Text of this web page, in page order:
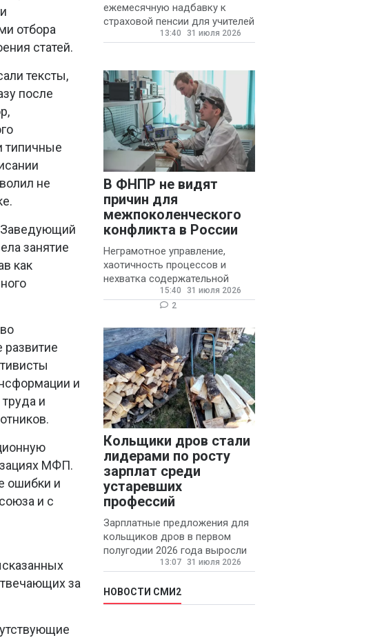
отбора
статей.
тексты,
после
типичные
не
Заведующий
занятие
как
и
и
МФП.
ошибки и
и с
за
ежемесячную надбавку к
страховой пенсии для учителей
государственных и
13:40 31 июля 2026
В ФНПР не видят
причин для
межпоколенческого
конфликта в России
Неграмотное управление,
хаотичность процессов и
нехватка содержательной
обратной связи от
руководителя являются
конфликтов и раздражения в
15:40
31 июля 2026
2
Кольщики дров стали
лидерами по росту
зарплат среди
устаревших
профессий
Зарплатные предложения для
кольщиков дров в первом
полугодии 2026 года выросли
на 58% - 62 тысяч рублей в
«Прайм».
13:07 31 июля 2026
НОВОСТИ СМИ2